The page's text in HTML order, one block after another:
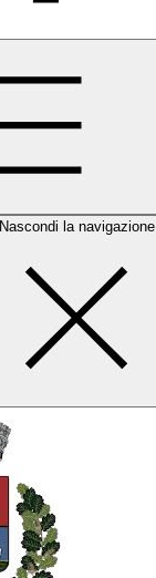
Nascondi la navigazione